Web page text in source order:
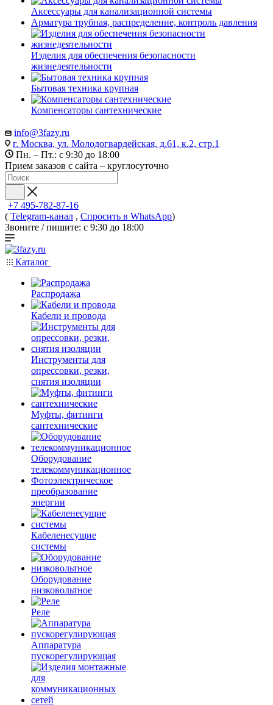
Аксессуары для канализационной системы
Арматура трубная, распределение, контроль давления
Изделия для обеспечения безопасности
жизнедеятельности
Бытовая техника крупная
Компенсаторы сантехнические
info@3fazy.ru
г. Москва, ул. Молодогвардейская, д.61, к.2, стр.1
Пн. – Пт.: с 9:30 до 18:00
Прием заказов с сайта – круглосуточно
+7 495-782-87-16
( Telegram-канал , Спросить в WhatsApp)
Звоните / пишите: с 9:30 до 18:00
Каталог
Распродажа
Кабели и провода
Инструменты для
опрессовки, резки,
снятия изоляции
Муфты, фитинги
сантехнические
Оборудование
телекоммуникационное
Фотоэлектрическое
преобразование
энергии
Кабеленесущие
системы
Оборудование
низковольтное
Реле
Аппаратура
пускорегулирующая